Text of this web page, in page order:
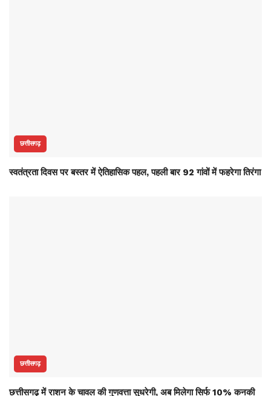
छत्तीसगढ़
स्वतंत्रता दिवस पर बस्तर में ऐतिहासिक पहल, पहली बार 92 गांवों में फहरेगा तिरंगा
छत्तीसगढ़
छत्तीसगढ़ में राशन के चावल की गुणवत्ता सुधरेगी, अब मिलेगा सिर्फ 10% कनकी